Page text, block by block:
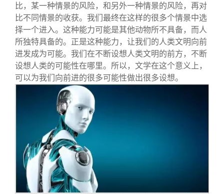
比，某一种情景的风险，和另外一种情景的风险，再对
比不同情景的收获。我们最终在这样的很多个情景中选
择一个进入。这种能力可能是其他动物所不具备，而人
所独特具备的。正是这种能力，让我们的人类文明向前
进发成为可能。我们在不断设想人类文明的前方，不断
设想人类的可能性在哪里。所以，文学在这个意义上，
可以为我们向前进的很多可能性做出很多设想。